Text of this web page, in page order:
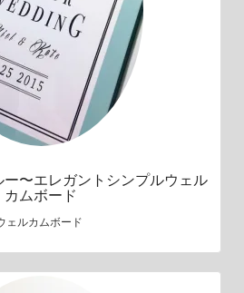
〜エレガントシンプルウェル
カムボード
ェルカムボード